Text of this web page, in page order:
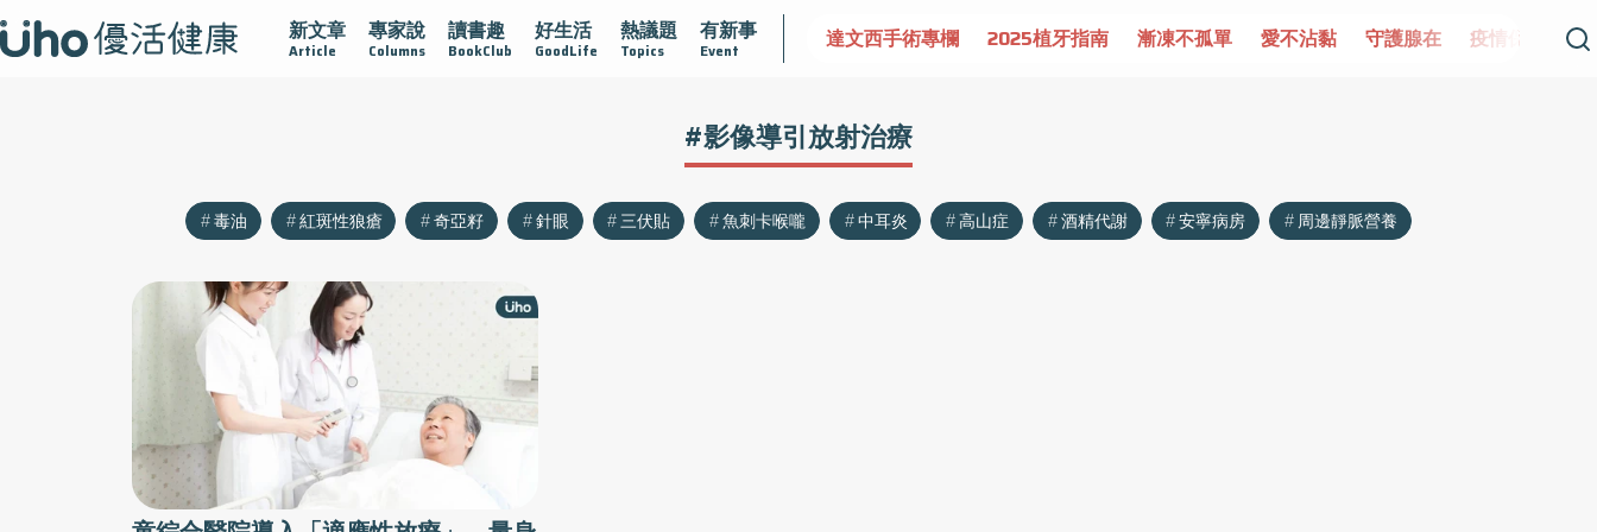
新文章
Article
專家說
Columns
讀書趣
BookClub
好生活
GoodLife
熱議題
Topics
有新事
Event
黏 守護腺在 疫情保衛戰 再生醫學 愛的未來視 認識攝護腺肥大 守護骨骼健康 達文西手術專欄 2025植牙指南 漸凍不孤單 愛不沾黏 守護腺在 疫情保衛戰
#影像導引放射治療
毒油 紅斑性狼瘡 奇亞籽 針眼 三伏貼 魚刺卡喉嚨 中耳炎 高山症 酒精代謝 安寧病房 周邊靜脈營養